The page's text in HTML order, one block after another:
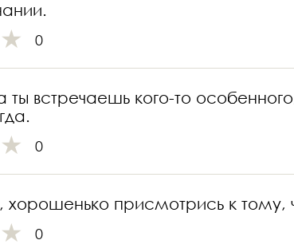
0
ты встречаешь кого-то
0
хорошенько присмотрись к тому,
0